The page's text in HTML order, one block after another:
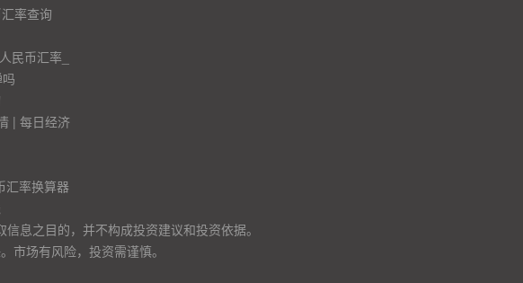
率查询
民币汇率_
| 每日经济
汇率换算器
息之目的，并不构成投资建议和投资依据。
市场有风险，投资需谨慎。